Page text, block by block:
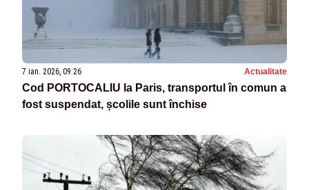
7 ian. 2026, 09:26 Actualitate
Cod PORTOCALIU la Paris, transportul în comun a
fost suspendat, școlile sunt închise